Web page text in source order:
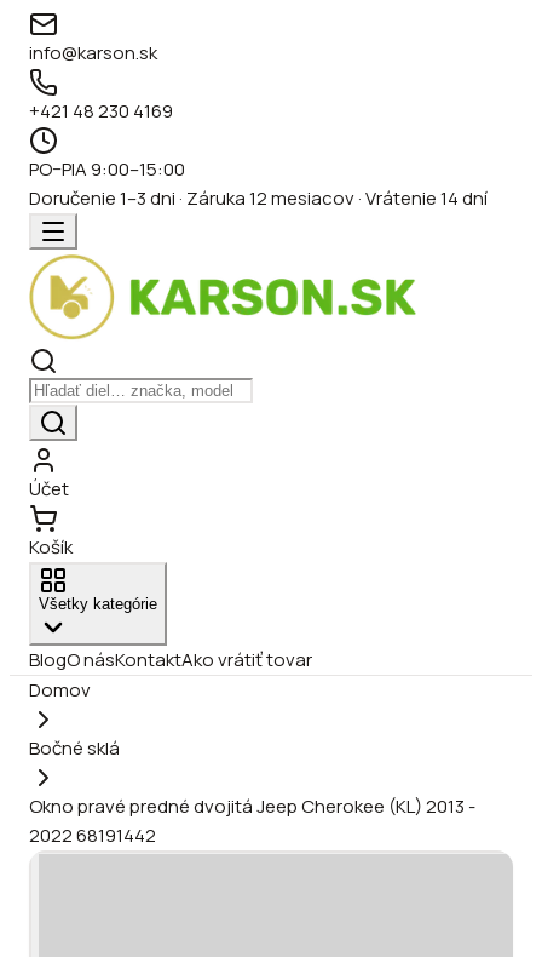
info@karson.sk
+421 48 230 4169
PO–PIA 9:00–15:00
Doručenie 1–3 dni · Záruka 12 mesiacov · Vrátenie 14 dní
Účet
Košík
Všetky kategórie
BlogO násKontaktAko vrátiť tovar
Domov
Bočné sklá
Okno pravé predné dvojitá Jeep Cherokee (KL) 2013 -
2022 68191442